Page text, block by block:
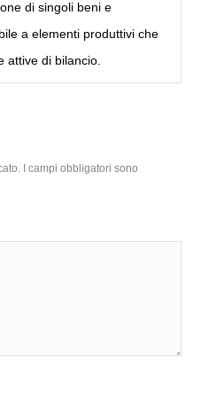
di singoli beni e
a elementi produttivi che
attive di bilancio.
I campi obbligatori sono